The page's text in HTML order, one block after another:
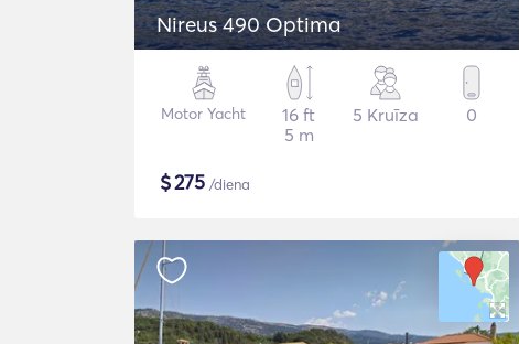
Nireus 490 Optima
Motor Yacht
16 ft
5 m
5 Kruīza 0
$275 /diena